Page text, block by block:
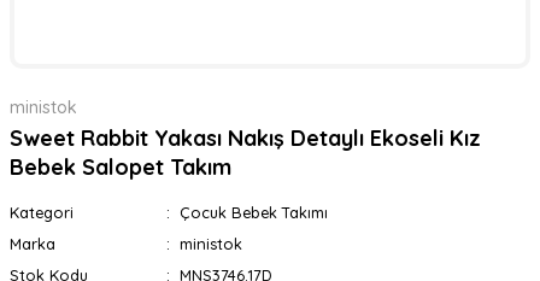
ministok
Sweet Rabbit Yakası Nakış Detaylı Ekoseli Kız
Bebek Salopet Takım
Kategori
Çocuk Bebek Takımı
Marka
ministok
Stok Kodu
MNS3746.17D